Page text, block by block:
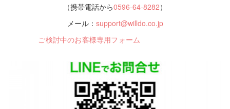
（携帯電話から0596-64-8282）
メール： support@willdo.co.jp
ご検討中のお客様専用フォーム